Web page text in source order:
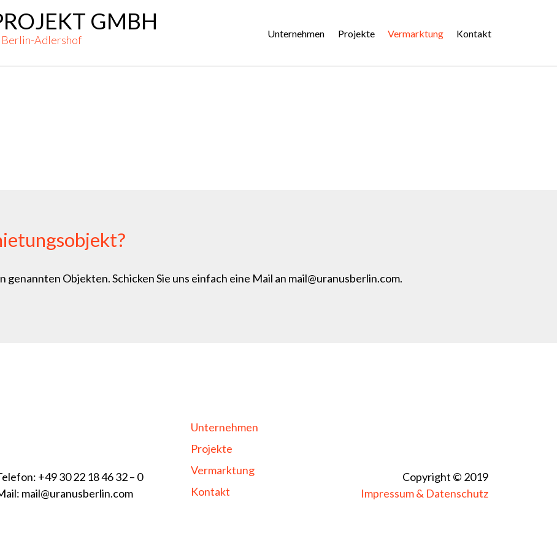
GMBH
Adlershof
Menu
Unternehmen Projekte Vermarktung Kontakt
Objekten. Schicken Sie uns einfach eine Mail an mail@uranusberlin.com.
+49 30 22 18 46 32 – 0
mail@uranusberlin.com
Unternehmen
Projekte
Vermarktung
Kontakt
Copyright © 2019
Impressum & Datenschutz